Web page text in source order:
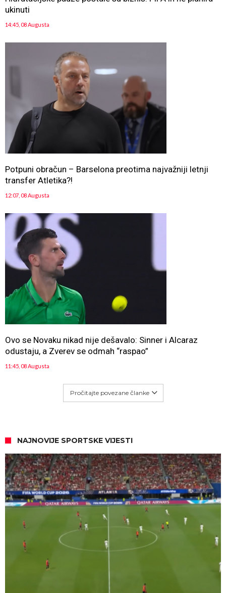
ukinuti
14:45, 08 Augusta
Potpuni obračun – Barselona preotima najvažniji letnji
transfer Atletika?!
12:07, 08 Augusta
Ovo se Novaku nikad nije dešavalo: Sinner i Alcaraz
odustaju, a Zverev se odmah “raspao”
11:45, 08 Augusta
Pročitajte povezane članke
NAJNOVIJE SPORTSKE VIJESTI